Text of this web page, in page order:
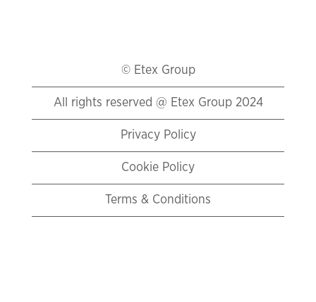
© Etex Group
All rights reserved @ Etex Group 2024
Privacy Policy
Cookie Policy
Terms & Conditions